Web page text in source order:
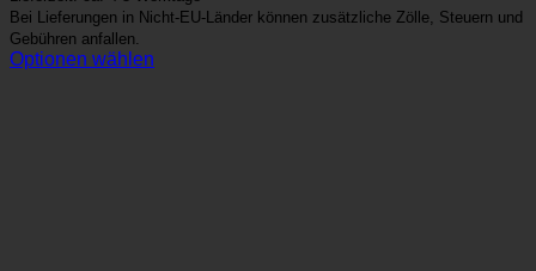
Bei Lieferungen in Nicht-EU-Länder können zusätzliche Zölle, Steuern und
Gebühren anfallen.
Optionen wählen